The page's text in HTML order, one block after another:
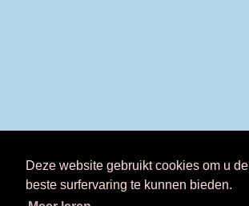
Deze website gebruikt cookies om u de
beste surfervaring te kunnen bieden.